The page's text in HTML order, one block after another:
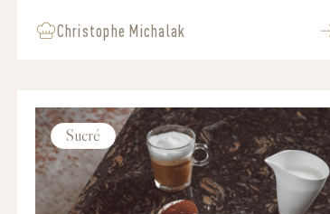
Christophe Michalak
Sucré